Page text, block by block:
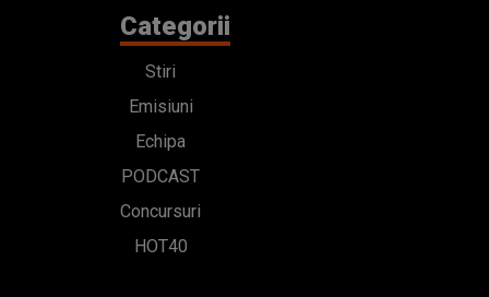
Categorii
Stiri
Emisiuni
Echipa
PODCAST
Concursuri
HOT40